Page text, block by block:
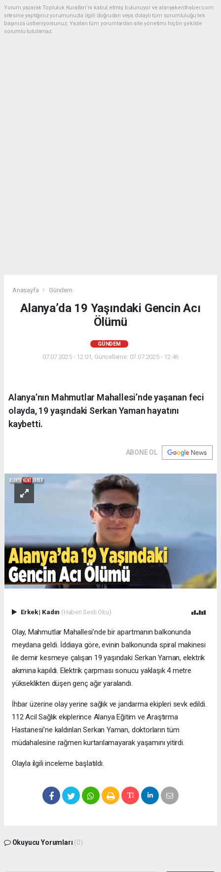
Yorum yazarak Topluluk Kuralları’nı kabul etmiş bulunuyor ve alanyakenthaber.com
sitesine yaptığınız yorumunuzla ilgili doğrudan veya dolaylı tüm sorumluluğu tek
başınıza üstleniyorsunuz. Yazılan tüm yorumlardan site yönetimi hiçbir şekilde
sorumlu tutulamaz.
Anasayfa Gündem
Alanya’da 19 Yaşındaki Gencin Acı
Ölümü
GÜNDEM
07.07.2025 - 12:01, Güncelleme: 07.07.2025 - 12:46
Alanya’nın Mahmutlar Mahallesi’nde yaşanan feci
olayda, 19 yaşındaki Serkan Yaman hayatını
kaybetti.
ABONE OL
Erkek| Kadın (Haberi Sesli Oku)
Olay, Mahmutlar Mahallesi’nde bir apartmanın balkonunda
meydana geldi. İddiaya göre, evinin balkonunda spiral makinesi
ile demir kesmeye çalışan 19 yaşındaki Serkan Yaman, elektrik
akımına kapıldı. Elektrik çarpması sonucu yaklaşık 4 metre
yükseklikten düşen genç ağır yaralandı.
İhbar üzerine olay yerine sağlık ve jandarma ekipleri sevk edildi.
112 Acil Sağlık ekiplerince Alanya Eğitim ve Araştırma
Hastanesi’ne kaldırılan Serkan Yaman, doktorların tüm
müdahalesine rağmen kurtarılamayarak yaşamını yitirdi.
Olayla ilgili inceleme başlatıldı.
Okuyucu Yorumları (0)